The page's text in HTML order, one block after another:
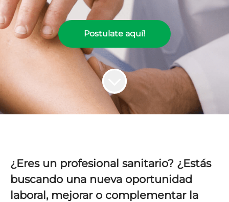
Postulate aquí!
¿Eres un profesional sanitario? ¿Estás
buscando una nueva oportunidad
laboral, mejorar o complementar la